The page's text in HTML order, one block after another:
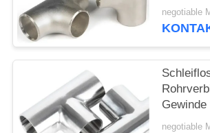
SIE
EIN
ZITAT
SITEMAP
negotiable
negotiable